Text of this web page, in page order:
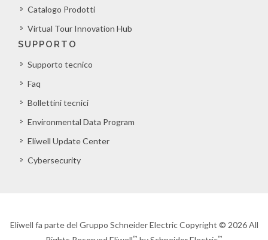
Catalogo Prodotti
Virtual Tour Innovation Hub
SUPPORTO
Supporto tecnico
Faq
Bollettini tecnici
Environmental Data Program
Eliwell Update Center
Cybersecurity
Eliwell fa parte del Gruppo Schneider Electric Copyright © 2026 All
™ ™